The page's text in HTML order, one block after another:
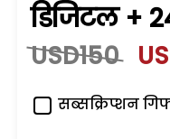
डिजिटल +
USD150
सब्सक्रिप्शन